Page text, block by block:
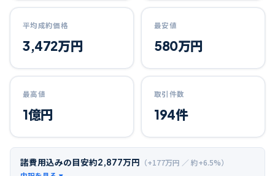
平均成約価格
3,472万円
最安値
580万円
最高値
1億円
取引件数
194件
諸費用込みの目安約2,877万円 （+177万円 ／ 約+6.5%）